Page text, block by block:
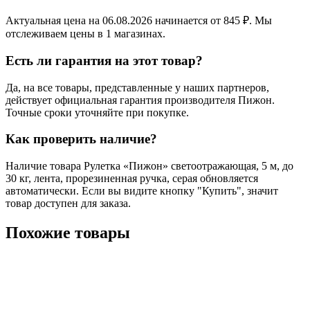
Актуальная цена на 06.08.2026 начинается от 845 ₽. Мы
отслеживаем цены в 1 магазинах.
Есть ли гарантия на этот товар?
Да, на все товары, представленные у наших партнеров,
действует официальная гарантия производителя Пижон.
Точные сроки уточняйте при покупке.
Как проверить наличие?
Наличие товара Рулетка «Пижон» светоотражающая, 5 м, до
30 кг, лента, прорезиненная ручка, серая обновляется
автоматически. Если вы видите кнопку "Купить", значит
товар доступен для заказа.
Похожие товары